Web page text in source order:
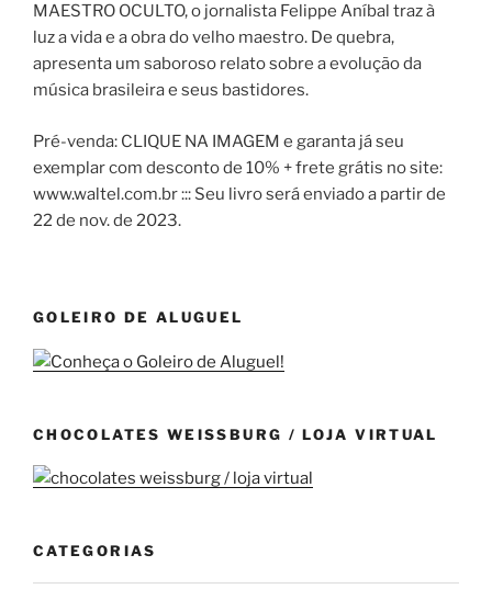
MAESTRO OCULTO, o jornalista Felippe Aníbal traz à
luz a vida e a obra do velho maestro. De quebra,
apresenta um saboroso relato sobre a evolução da
música brasileira e seus bastidores.
Pré-venda: CLIQUE NA IMAGEM e garanta já seu
exemplar com desconto de 10% + frete grátis no site:
www.waltel.com.br ::: Seu livro será enviado a partir de
22 de nov. de 2023.
GOLEIRO DE ALUGUEL
CHOCOLATES WEISSBURG / LOJA VIRTUAL
CATEGORIAS